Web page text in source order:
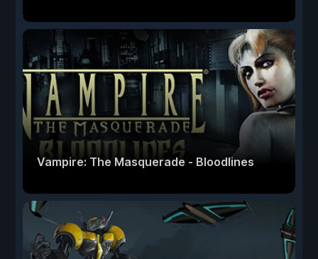
Vampire: The Masquerade - Bloodlines